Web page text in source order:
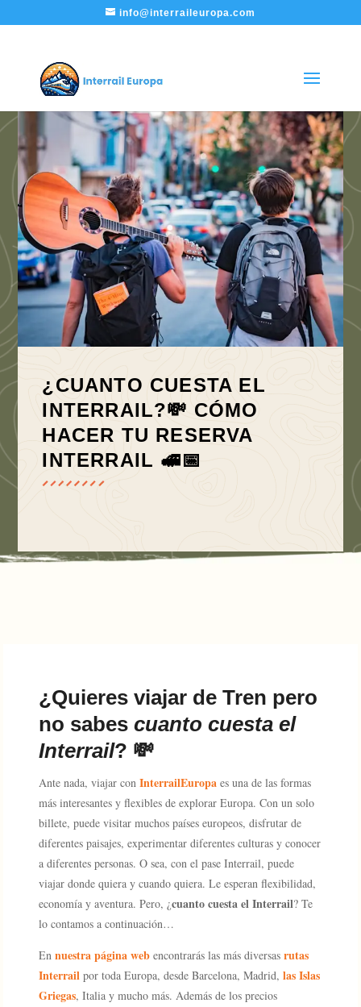
info@interraileuropa.com
¿CUANTO CUESTA EL
INTERRAIL?​💸 ​​CÓMO
HACER TU RESERVA
INTERRAIL 🚅📅
¿Quieres viajar de Tren pero
no sabescuanto cuesta el
Interrail? 💸​
Ante nada, viajar conInterrailEuropa es una de las formas
más interesantes y flexibles de explorar Europa. Con un solo
billete, puede visitar muchos países europeos, disfrutar de
diferentes paisajes, experimentar diferentes culturas y conocer
a diferentes personas. O sea, con el pase Interrail, puede
viajar donde quiera y cuando quiera. Le esperan flexibilidad,
economía y aventura. Pero, ¿cuanto cuesta el Interrail? Te
lo contamos a continuación…
Ennuestra página web encontrarás las más diversasrutas
Interrail por toda Europa, desde Barcelona, Madrid,las Islas
Griegas, Italia y mucho más. Además de los precios